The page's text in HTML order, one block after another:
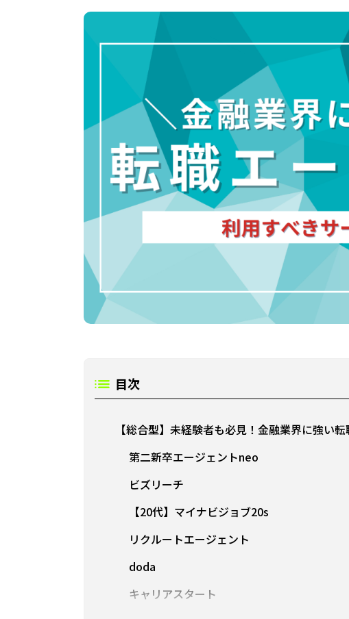
目次
【総合型】未経験者も必見！金融業界に強い
第二新卒エージェントneo
ビズリーチ
【20代】マイナビジョブ20s
リクルートエージェント
doda
キャリアスタート